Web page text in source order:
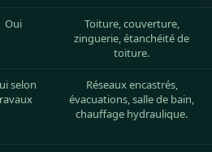
Oui
Toiture, couverture,
zinguerie, étanchéité de
toiture.
selon
Réseaux encastrés,
évacuations, salle de bain,
chauffage hydraulique.